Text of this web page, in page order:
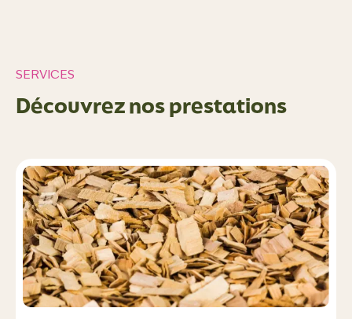
SERVICES
Découvrez nos prestations